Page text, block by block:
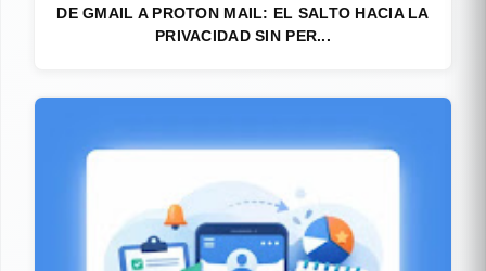
DE GMAIL A PROTON MAIL: EL SALTO HACIA LA
PRIVACIDAD SIN PER...